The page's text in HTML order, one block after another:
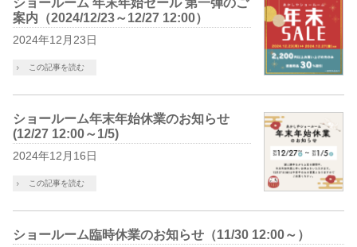
ショールーム 年末年始セール 第一弾のご
案内（2024/12/23～12/27 12:00）
2024年12月23日
この記事を読む
ショールーム年末年始休業のお知らせ
(12/27 12:00～1/5)
2024年12月16日
この記事を読む
ショールーム臨時休業のお知らせ（11/30 12:00～）